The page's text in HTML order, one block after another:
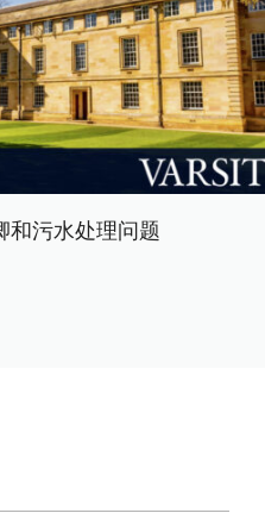
和污水处理问题